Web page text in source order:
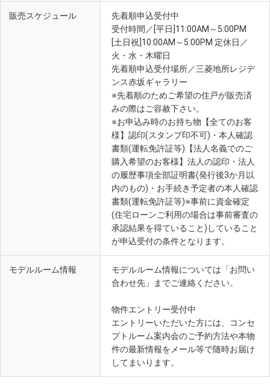
販売スケジュール
先着順申込受付中
受付時間／[平日]11:00AM～5:00PM
[土日祝]10:00AM～5:00PM 定休日／
火・水・木曜日
先着順申込受付場所／三菱地所レジデ
ンス赤坂ギャラリー
※先着順のためご希望の住戸が販売済
みの際はご容赦下さい。
※お申込み時のお持ち物【全てのお客
様】認印(スタンプ印不可)・本人確認
書類(運転免許証等)【法人名義でのご
購入希望のお客様】法人の認印・法人
の履歴事項全部証明書(発行後3か月以
内のもの)・お手続き予定者の本人確認
書類(運転免許証等)※事前に資金確定
(住宅ローンご利用の場合は事前審査の
承認結果を得ていること)していること
が申込受付の条件となります。
モデルルーム情報
モデルルーム情報については「お問い
合わせ先」までご連絡ください。
物件エントリー受付中
エントリーいただいた方には、コンセ
プトルーム案内会のご予約方法や本物
件の最新情報をメール等で随時お届け
してまいります。